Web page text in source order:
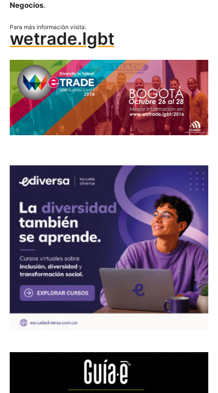
Negocios.
Para más informaciòn visita:
wetrade.lgbt